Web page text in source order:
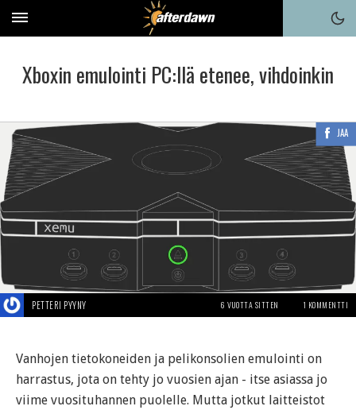
Xboxin emulointi PC:llä etenee, vihdoinkin
JAA
PETTERI PYYNY 6 VUOTTA SITTEN 1 KOMMENTTI
Vanhojen tietokoneiden ja pelikonsolien emulointi on
harrastus, jota on tehty jo vuosien ajan - itse asiassa jo
viime vuosituhannen puolelle. Mutta jotkut laitteistot